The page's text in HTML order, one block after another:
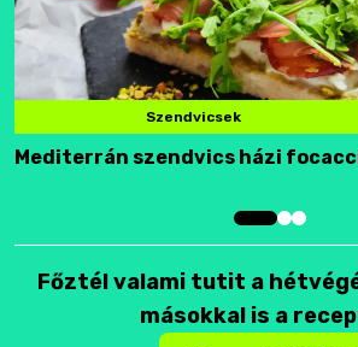
Szendvicsek
Mediterrán szendvics házi
Főztél valami tutit a
másokkal is a